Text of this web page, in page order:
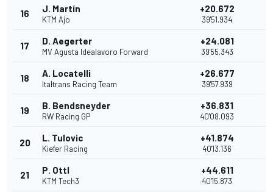
16 J. Martín
KTM Ajo
+20.672
39'51.934
17 D. Aegerter
MV Agusta Idealavoro Forward
+24.081
39'55.343
18 A. Locatelli
Italtrans Racing Team
+26.677
39'57.939
19 B. Bendsneyder
RW Racing GP
+36.831
40'08.093
20 L. Tulovic
Kiefer Racing
+41.874
40'13.136
21 P. Ottl
KTM Tech3
+44.611
40'15.873